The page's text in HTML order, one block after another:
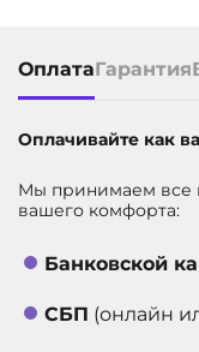
1 год
СРОК СЛУЖБЫ
ТИП СИМ-КАРТЫ
ДИАГОНАЛЬ ЭКРАНА, В
6.3
АРТИКУЛ
ОплатаГарантия
Оплачивайте как
Мы принимаем все
вашего комфорта:
Банковской
СБП (онлайн